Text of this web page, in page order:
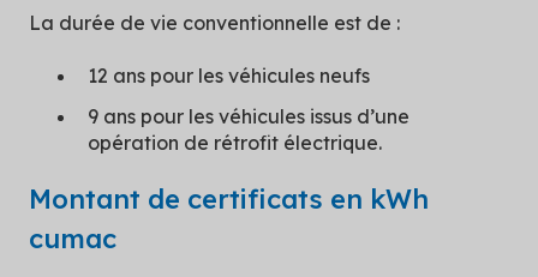
La durée de vie conventionnelle est de :
12 ans pour les véhicules neufs
9 ans pour les véhicules issus d’une
opération de rétrofit électrique.
Montant de certificats en kWh
cumac